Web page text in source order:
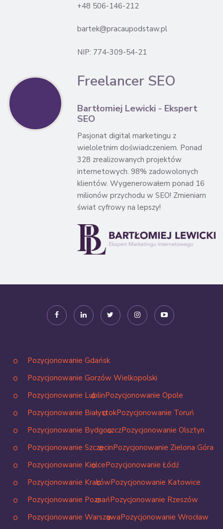
+48 506-146-212
bartek@pracaupodstaw.pl
NIP: 774-309-54-21
Freelancer SEO
Bartłomiej Lewicki - Ekspert
SEO
Pasjonat digital marketingu z
wieloletnim doświadczeniem. Ponad
328 zrealizowanych projektów
internetowych. 98% zadowolonych
klientów. Wygenerowałem ponad 16
milionów przychodu w SEO! Zmieniam
świat cyfrowy na lepszy!
Pozycjonowanie Gdańsk
Pozycjonowanie Gorzów Wielkopolski
Pozycjonowanie LublinPozycjonowanie Opole
Pozycjonowanie BiałystokPozycjonowanie Toruń
Pozycjonowanie BydgoszczPozycjonowanie Olsztyn
Pozycjonowanie SzczecinPozycjonowanie Zielona Góra
Pozycjonowanie KielcePozycjonowanie Łódź
Pozycjonowanie KrakówPozycjonowanie Katowice
Pozycjonowanie PoznańPozycjonowanie Rzeszów
Pozycjonowanie WarszawaPozycjonowanie Wrocław